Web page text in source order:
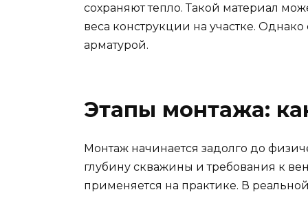
сохраняют тепло. Такой материал
веса конструкции на участке.
арматурой.
Этапы монтажа:
Монтаж начинается задолго до
глубину скважины и требования к
применяется на практике. В